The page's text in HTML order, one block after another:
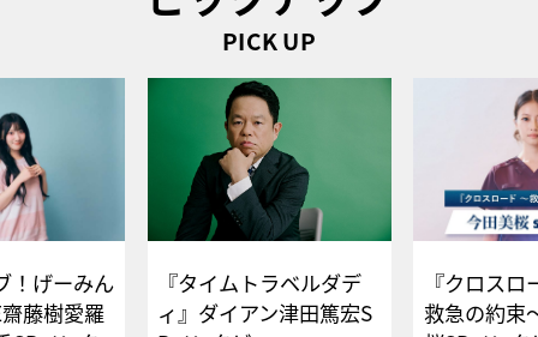
PICK UP
！げーみん
藤樹愛羅
『タイムトラベルダデ
ィ』ダイアン津田篤宏S
『クロス
救急の約束